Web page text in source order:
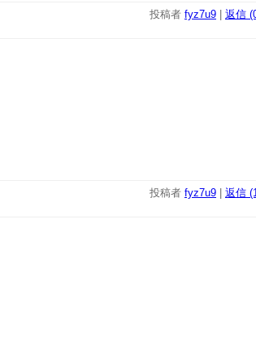
投稿者 fyz7u9 返信
投稿者 fyz7u9 返信